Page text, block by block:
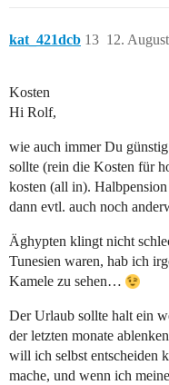
kat_421dcb 12.
13
Kosten
Hi Rolf,
wie auch immer Du
sollte (rein die Kosten für
kosten (all in).
dann evtl. auch noch
Äghypten klingt nicht
Tunesien waren, hab ich
Kamele zu sehen…
Der Urlaub sollte halt ein
der letzten monate
will ich selbst entscheiden
mache, und wenn ich